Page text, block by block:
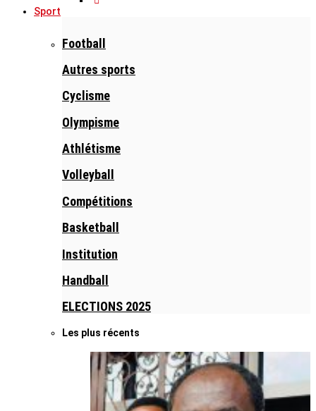
Sport
Football
Autres sports
Cyclisme
Olympisme
Athlétisme
Volleyball
Compétitions
Basketball
Institution
Handball
ELECTIONS 2025
Les plus récents